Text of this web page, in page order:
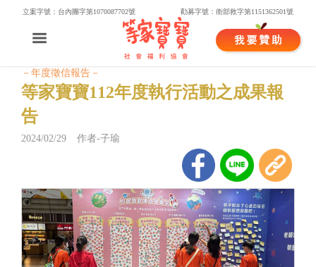
立案字號：台內團字第1070087702號 勸募字號：衛部救字第1151362501號
－年度徵信報告－
等家寶寶112年度執行活動之成果報
告
2024/02/29 作者-子瑜